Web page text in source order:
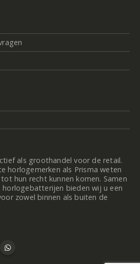
als groothandel voor de retail.
horlogemerken als Prisma weten
hun recht kunnen komen. Samen
bieden wij u een
zowel binnen als buiten de